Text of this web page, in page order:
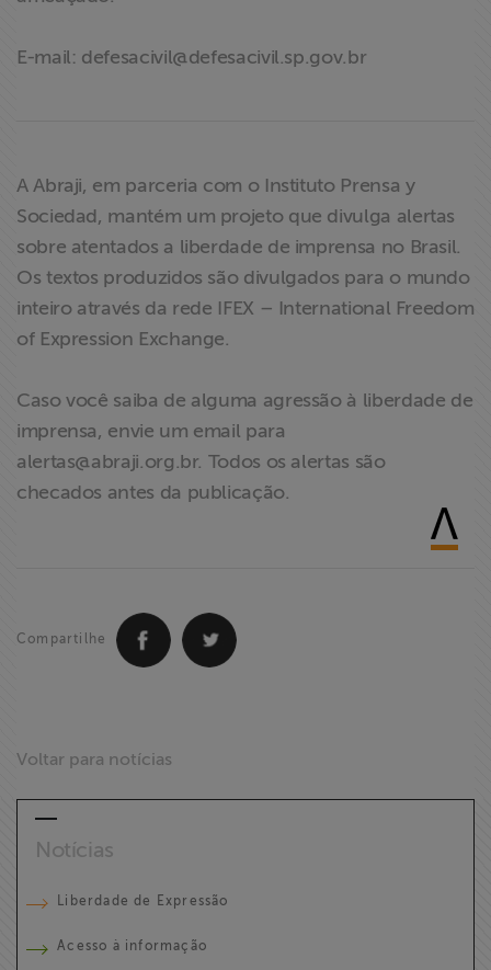
E-mail: defesacivil@defesacivil.sp.gov.br
A Abraji, em parceria com o Instituto Prensa y
Sociedad, mantém um projeto que divulga alertas
sobre atentados a liberdade de imprensa no Brasil.
Os textos produzidos são divulgados para o mundo
inteiro através da rede IFEX – International Freedom
of Expression Exchange.
Caso você saiba de alguma agressão à liberdade de
imprensa, envie um email para
alertas@abraji.org.br. Todos os alertas são
checados antes da publicação.
Compartilhe
Voltar para notícias
Notícias
Liberdade de Expressão
Acesso à informação